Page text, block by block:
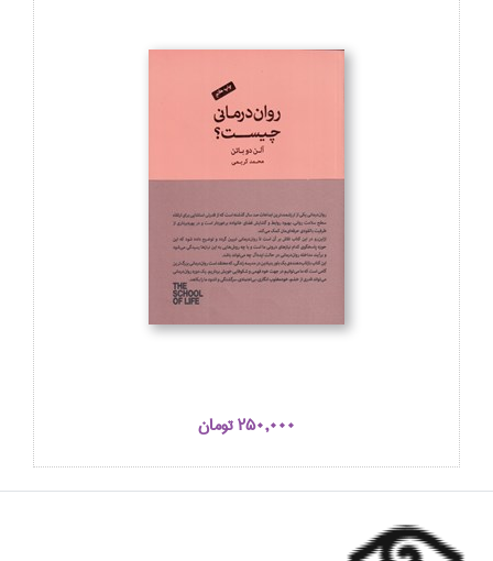
250,000 تومان